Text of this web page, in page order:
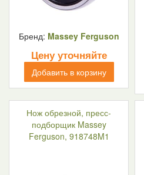
Бренд: Massey Ferguson
Цену уточняйте
Добавить в корзину
Нож обрезной, пресс-
подборщик Massey
Ferguson, 918748M1